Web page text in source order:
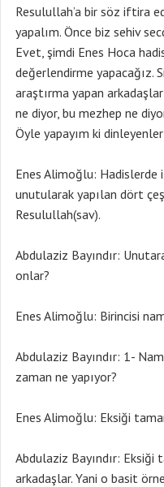
Resulullah’a bir söz iftira
yapalım. Önce biz sehiv
Evet, şimdi Enes Hoca
değerlendirme yapacağız.
araştırma yapan
ne diyor, bu mezhep ne
Öyle yapayım ki
Enes Alimoğlu: Hadislerde
unutularak yapılan dört
Resulullah(sav).
Abdulaziz Bayındır:
onlar?
Enes Alimoğlu: Birincisi
Abdulaziz Bayındır: 1-
zaman ne yapıyor?
Enes Alimoğlu: Eksiği
Abdulaziz Bayındır: Eksiği
arkadaşlar. Yani o basit